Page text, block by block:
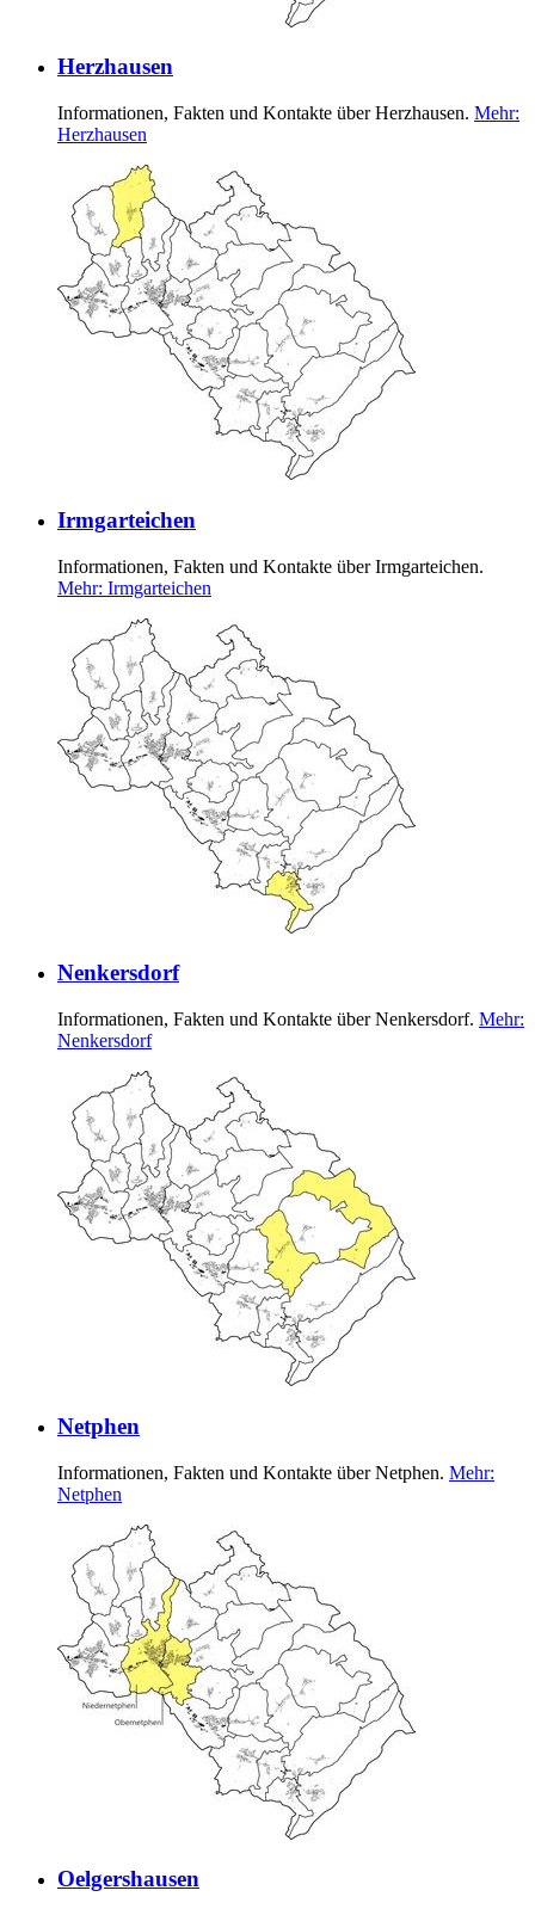
Herzhausen
Informationen, Fakten und Kontakte über Herzhausen. Mehr:
Herzhausen
Irmgarteichen
Informationen, Fakten und Kontakte über Irmgarteichen.
Mehr: Irmgarteichen
Nenkersdorf
Informationen, Fakten und Kontakte über Nenkersdorf. Mehr:
Nenkersdorf
Netphen
Informationen, Fakten und Kontakte über Netphen. Mehr:
Netphen
Oelgershausen